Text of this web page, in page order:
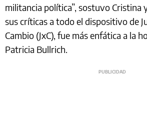
militancia política”, sostuvo Cristina
sus críticas a todo el dispositivo de
Cambio (JxC), fue más enfática a la
Patricia Bullrich.